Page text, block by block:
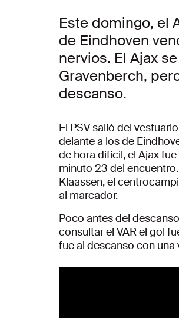
Este domingo, el
de Eindhoven
nervios. El Ajax
Gravenberch,
descanso.
El PSV salió del
delante a los de
de hora difícil, el Ajax
minuto 23 del
Klaassen, el
al marcador.
Poco antes del
consultar el VAR el gol
fue al descanso con una